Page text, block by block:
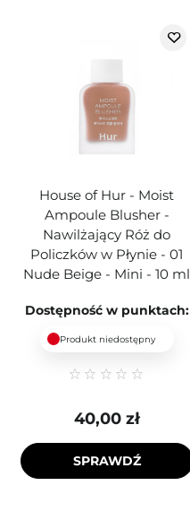
House of Hur - Moist
Ampoule Blusher -
Nawilżający Róż do
Policzków w Płynie - 01
Nude Beige - Mini - 10 ml
Dostępność w punktach:
Produkt niedostępny
40,00 zł
SPRAWDŹ